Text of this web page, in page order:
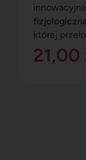
innowacyjna
fizjologiczna
której
ampułki
21,00